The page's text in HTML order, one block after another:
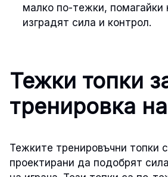
малко по-тежки, помагайки
изградят сила и контрол.
Тежки топки
тренировка
Тежките тренировъчни топки
проектирани да подобрят